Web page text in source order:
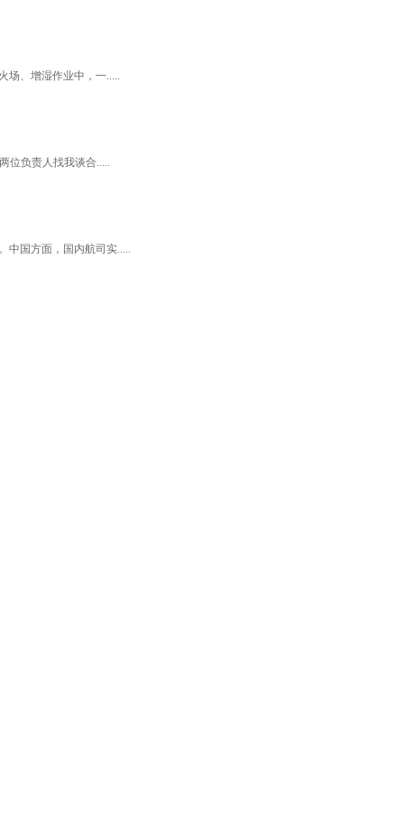
场、增湿作业中，一.....
负责人找我谈合.....
中国方面，国内航司实.....